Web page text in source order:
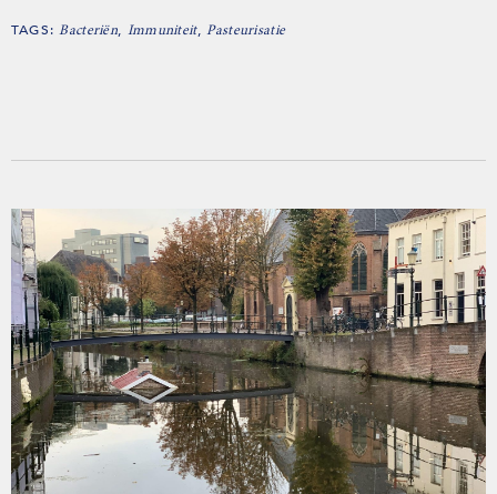
TAGS:Bacteriën, Immuniteit,Pasteurisatie